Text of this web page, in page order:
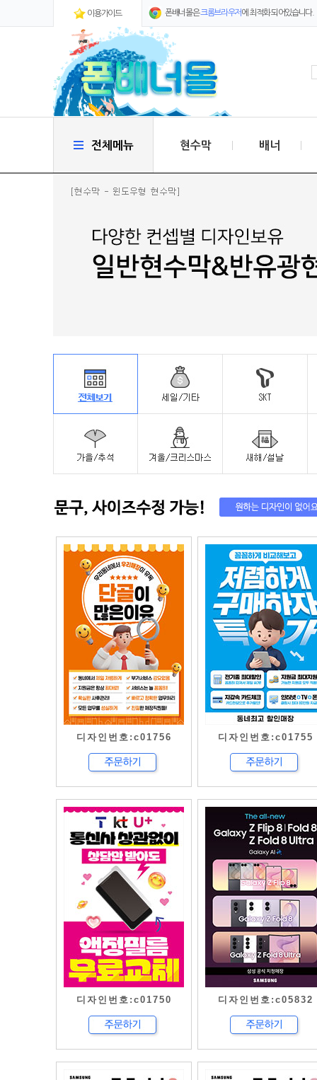
이용가이드 폰배너몰은크롬브라우저에 최적화 되어있습니다.
전체메뉴 현수막 배너
디자인번호:c01756 디자인번호:c01755
디자인번호:c01750 디자인번호:c05832